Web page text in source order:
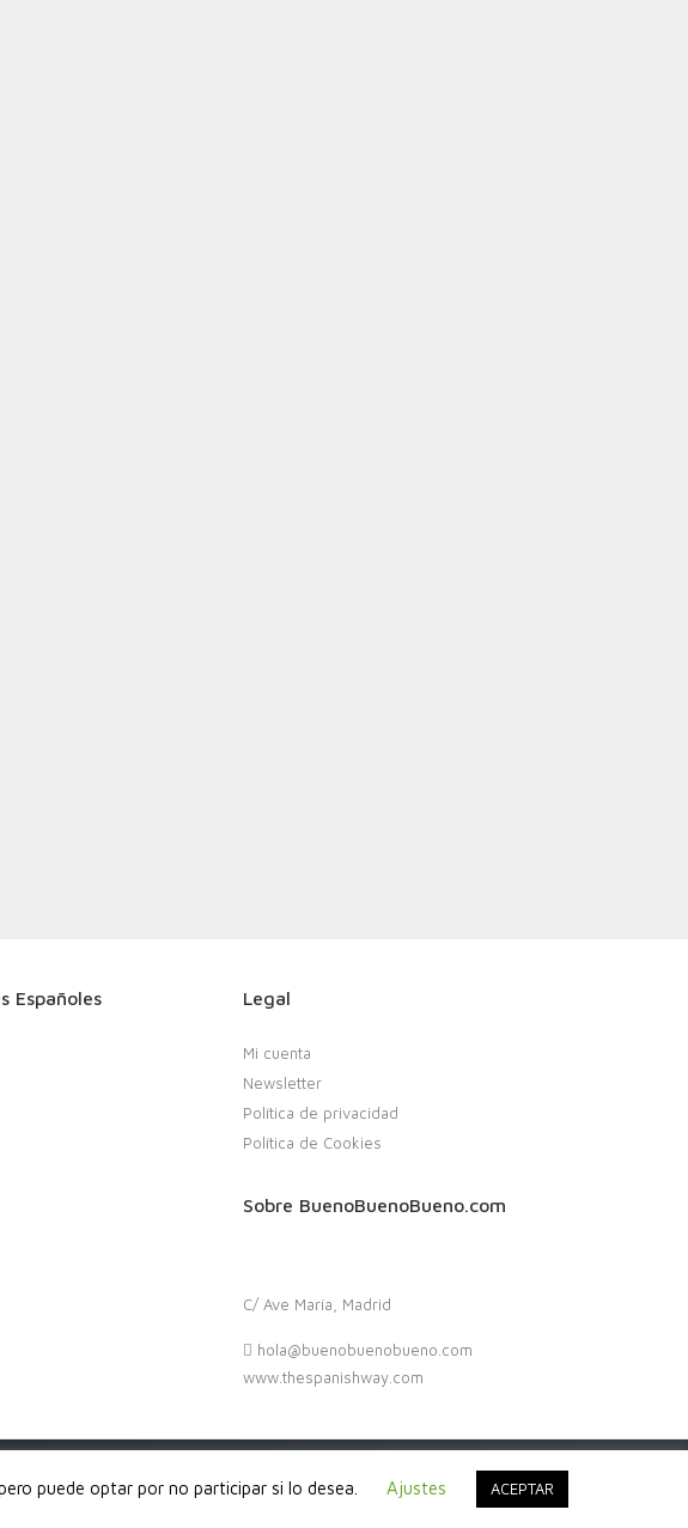
Españoles Legal
Mi cuenta
Newsletter
Política de privacidad
Política de Cookies
Sobre BuenoBuenoBueno.com
C/ Ave María, Madrid
hola@buenobuenobueno.com
www.thespanishway.com
puede optar por no participar si lo desea. Ajustes ACEPTAR